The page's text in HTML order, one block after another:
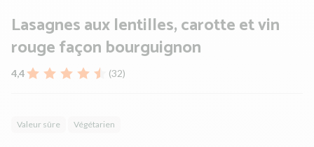
Lasagnes aux lentilles, carotte et vin
rouge façon bourguignon
4,4 (32)
Valeur sûre Végétarien